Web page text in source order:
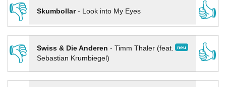
👎
Skumbollar- Look into My Eyes
👍
👎
neu
Swiss & Die Anderen - Timm Thaler (feat.
Sebastian Krumbiegel)
👍